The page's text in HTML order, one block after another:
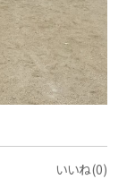
いいね(0)